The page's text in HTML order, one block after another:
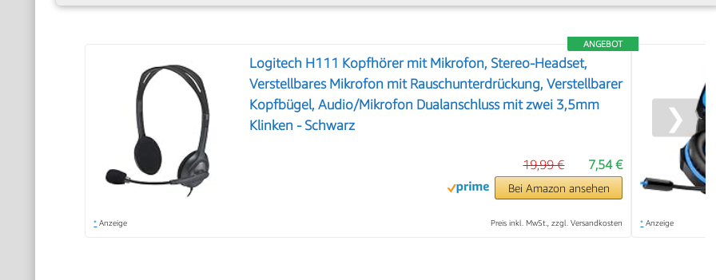
ANGEBOT
Logitech H111 Kopfhörer mit Mikrofon, Stereo-Headset,
Verstellbares Mikrofon mit Rauschunterdrückung, Verstellbarer
Kopfbügel, Audio/Mikrofon Dualanschluss mit zwei 3,5mm
Klinken - Schwarz
7,54 €
19,99 €
Bei Amazon ansehen
* Anzeige Preis inkl. MwSt., zzgl. Versandkosten * Anzeige
❯